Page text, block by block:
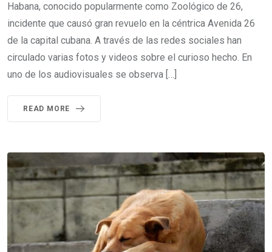
Habana, conocido popularmente como Zoológico de 26,
incidente que causó gran revuelo en la céntrica Avenida 26
de la capital cubana. A través de las redes sociales han
circulado varias fotos y videos sobre el curioso hecho. En
uno de los audiovisuales se observa […]
READ MORE